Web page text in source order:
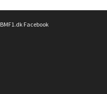
BMF1.dk Facebook